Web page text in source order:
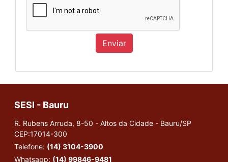
Enviar
SESI - Bauru
R. Rubens Arruda, 8-50 - Altos da Cidade - Bauru/SP
CEP:17014-300
Telefone: (14) 3104-3900
Whatsapp: (14) 99846-9481